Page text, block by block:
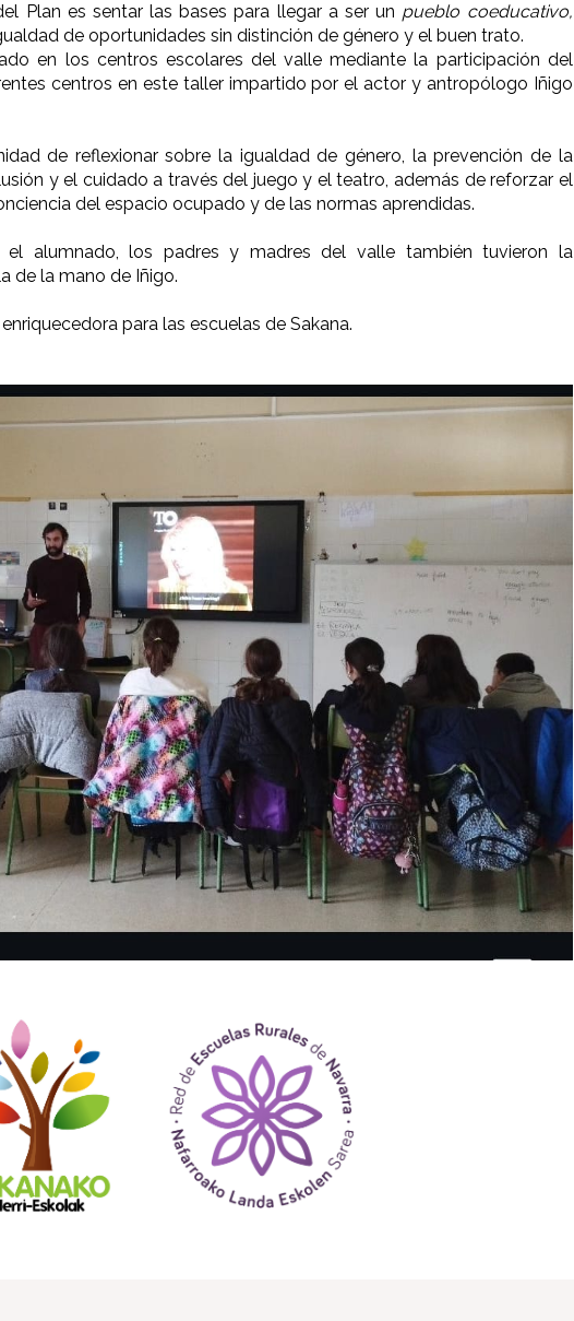
Plan es sentar las bases para llegar a ser un pueblo coeducativo,
de oportunidades sin distinción de género y el buen trato.
en los centros escolares del valle mediante la participación del
centros en este taller impartido por el actor y antropólogo Iñigo
de reflexionar sobre la igualdad de género, la prevención de la
y el cuidado a través del juego y el teatro, además de reforzar el
del espacio ocupado y de las normas aprendidas.
alumnado, los padres y madres del valle también tuvieron la
de la mano de Iñigo.
para las escuelas de Sakana.